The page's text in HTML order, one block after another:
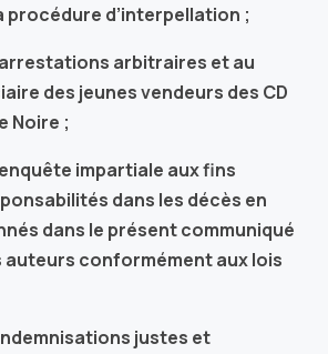
procédure d’interpellation ;
arbitraires et au
des jeunes vendeurs des CD
Noire ;
impartiale aux fins
dans les décès en
dans le présent communiqué
conformément aux lois
justes et